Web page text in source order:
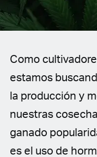
French
Czech
Polish
Como
estamos
la producción y
nuestras
ganado
es el uso de